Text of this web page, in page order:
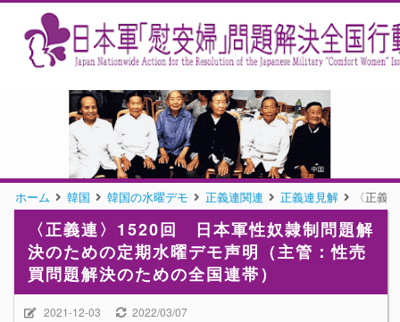
ホーム 韓国 韓国の水曜デモ 正義連関連 正義連見解 〈正義
〈正義連〉1520回 日本軍性奴隷制問題解
決のための定期水曜デモ声明（主管：性売
買問題解決のための全国連帯）
2021-12-03
2022/03/07